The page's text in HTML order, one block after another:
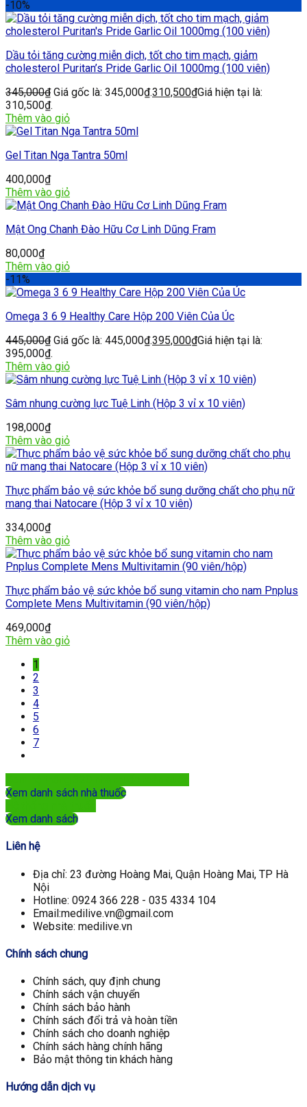
-10%
Dầu tỏi tăng cường miễn dịch, tốt cho tim mạch, giảm
cholesterol Puritan’s Pride Garlic Oil 1000mg (100 viên)
345,000₫ Giá gốc là: 345,000₫.310,500₫Giá hiện tại là:
310,500₫.
Thêm vào giỏ
Gel Titan Nga Tantra 50ml
400,000₫
Thêm vào giỏ
Mật Ong Chanh Đào Hữu Cơ Linh Dũng Fram
80,000₫
Thêm vào giỏ
-11%
Omega 3 6 9 Healthy Care Hộp 200 Viên Của Úc
445,000₫ Giá gốc là: 445,000₫.395,000₫Giá hiện tại là:
395,000₫.
Thêm vào giỏ
Sâm nhung cường lực Tuệ Linh (Hộp 3 vỉ x 10 viên)
198,000₫
Thêm vào giỏ
Thực phẩm bảo vệ sức khỏe bổ sung dưỡng chất cho phụ nữ
mang thai Natocare (Hộp 3 vỉ x 10 viên)
334,000₫
Thêm vào giỏ
Thực phẩm bảo vệ sức khỏe bổ sung vitamin cho nam Pnplus
Complete Mens Multivitamin (90 viên/hộp)
469,000₫
Thêm vào giỏ
1
2
3
4
5
6
7
Xem danh sách nhà thuốc
Xem danh sách
Liên hệ
Địa chỉ: 23 đường Hoàng Mai, Quận Hoàng Mai, TP Hà
Nội
Hotline: 0924 366 228 - 035 4334 104
Email:medilive.vn@gmail.com
Website: medilive.vn
Chính sách chung
Chính sách, quy định chung
Chính sách vận chuyển
Chính sách bảo hành
Chính sách đổi trả và hoàn tiền
Chính sách cho doanh nghiệp
Chính sách hàng chính hãng
Bảo mật thông tin khách hàng
Hướng dẫn dịch vụ